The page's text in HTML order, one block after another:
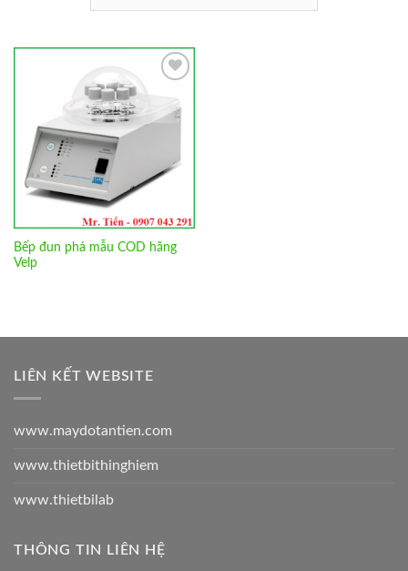
Wishlist
Bếp đun phá mẫu COD hãng
Velp
LIÊN KẾT WEBSITE
www.maydotantien.com
www.thietbithinghiem
www.thietbilab
THÔNG TIN LIÊN HỆ